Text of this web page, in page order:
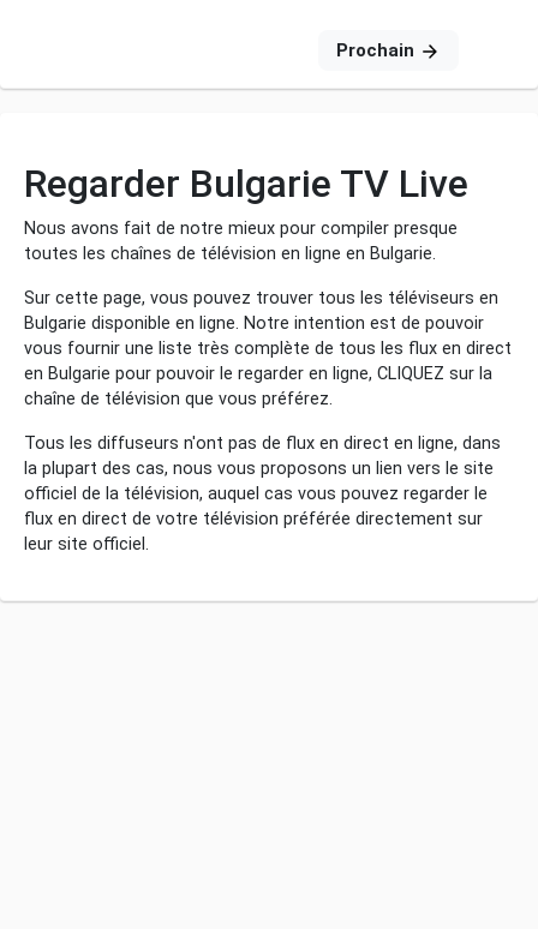
Prochain
Regarder Bulgarie TV Live
Nous avons fait de notre mieux pour compiler presque
toutes les chaînes de télévision en ligne en Bulgarie.
Sur cette page, vous pouvez trouver tous les téléviseurs en
Bulgarie disponible en ligne. Notre intention est de pouvoir
vous fournir une liste très complète de tous les flux en direct
en Bulgarie pour pouvoir le regarder en ligne, CLIQUEZ sur la
chaîne de télévision que vous préférez.
Tous les diffuseurs n'ont pas de flux en direct en ligne, dans
la plupart des cas, nous vous proposons un lien vers le site
officiel de la télévision, auquel cas vous pouvez regarder le
flux en direct de votre télévision préférée directement sur
leur site officiel.